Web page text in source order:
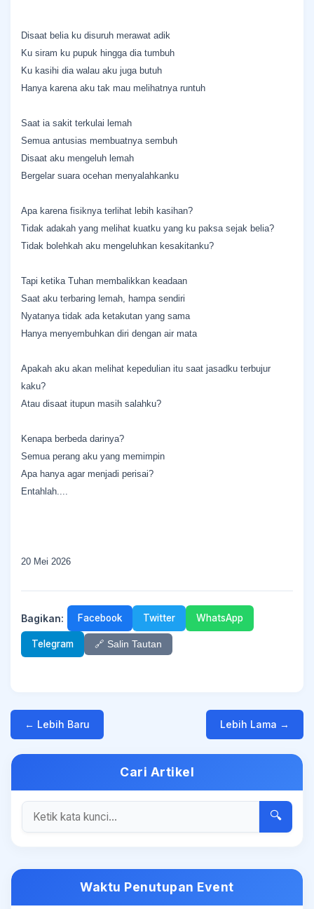
Disaat belia ku disuruh merawat adik
Ku siram ku pupuk hingga dia tumbuh
Ku kasihi dia walau aku juga butuh
Hanya karena aku tak mau melihatnya runtuh
Saat ia sakit terkulai lemah
Semua antusias membuatnya sembuh
Disaat aku mengeluh lemah
Bergelar suara ocehan menyalahkanku
Apa karena fisiknya terlihat lebih kasihan?
Tidak adakah yang melihat kuatku yang ku paksa sejak belia?
Tidak bolehkah aku mengeluhkan kesakitanku?
Tapi ketika Tuhan membalikkan keadaan
Saat aku terbaring lemah, hampa sendiri
Nyatanya tidak ada ketakutan yang sama
Hanya menyembuhkan diri dengan air mata
Apakah aku akan melihat kepedulian itu saat jasadku terbujur
kaku?
Atau disaat itupun masih salahku?
Kenapa berbeda darinya?
Semua perang aku yang memimpin
Apa hanya agar menjadi perisai?
Entahlah....
20 Mei 2026
Bagikan: Facebook Twitter WhatsApp
Telegram 🔗 Salin Tautan
← Lebih Baru Lebih Lama →
Cari Artikel
🔍
Waktu Penutupan Event